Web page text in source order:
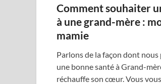
Comment souhaiter
à une grand-mère :
mamie
Parlons de la façon dont
une bonne santé à Grand-
réchauffe son cœur. Vous